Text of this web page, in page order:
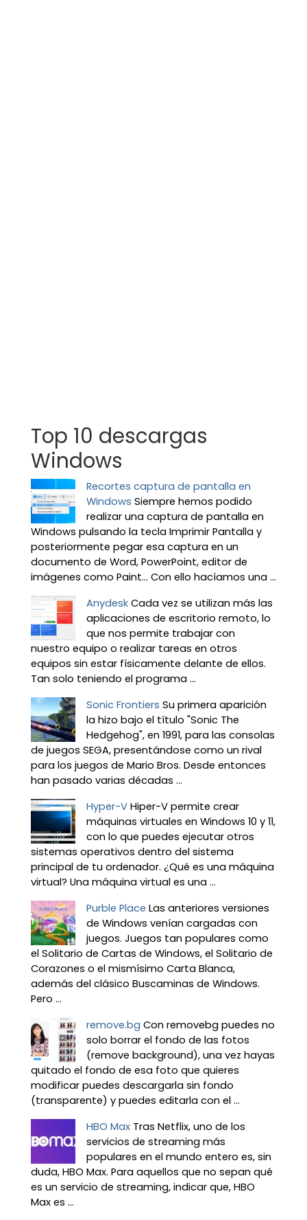
Top 10 descargas
Windows
Recortes captura de pantalla en
Windows Siempre hemos podido
realizar una captura de pantalla en
Windows pulsando la tecla Imprimir Pantalla y
posteriormente pegar esa captura en un
documento de Word, PowerPoint, editor de
imágenes como Paint… Con ello hacíamos una ...
Anydesk Cada vez se utilizan más las
aplicaciones de escritorio remoto, lo
que nos permite trabajar con
nuestro equipo o realizar tareas en otros
equipos sin estar físicamente delante de ellos.
Tan solo teniendo el programa ...
Sonic Frontiers Su primera aparición
la hizo bajo el título "Sonic The
Hedgehog", en 1991, para las consolas
de juegos SEGA, presentándose como un rival
para los juegos de Mario Bros. Desde entonces
han pasado varias décadas ...
Hyper-V Hiper-V permite crear
máquinas virtuales en Windows 10 y 11,
con lo que puedes ejecutar otros
sistemas operativos dentro del sistema
principal de tu ordenador. ¿Qué es una máquina
virtual? Una máquina virtual es una ...
Purble Place Las anteriores versiones
de Windows venían cargadas con
juegos. Juegos tan populares como
el Solitario de Cartas de Windows, el Solitario de
Corazones o el mismísimo Carta Blanca,
además del clásico Buscaminas de Windows.
Pero ...
remove.bg Con removebg puedes no
solo borrar el fondo de las fotos
(remove background), una vez hayas
quitado el fondo de esa foto que quieres
modificar puedes descargarla sin fondo
(transparente) y puedes editarla con el ...
HBO Max Tras Netflix, uno de los
servicios de streaming más
populares en el mundo entero es, sin
duda, HBO Max. Para aquellos que no sepan qué
es un servicio de streaming, indicar que, HBO
Max es ...